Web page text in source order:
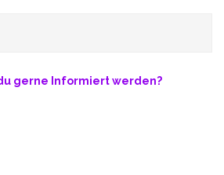
gerne Informiert werden?